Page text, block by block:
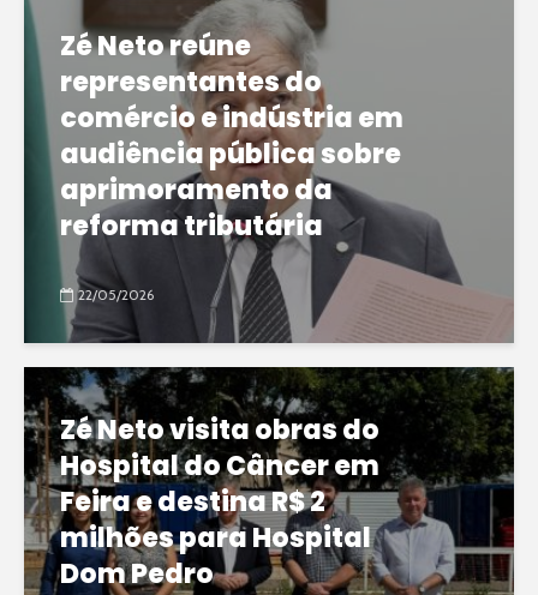
Zé Neto reúne
representantes do
comércio e indústria em
audiência pública sobre
aprimoramento da
reforma tributária
22/05/2026
Zé Neto visita obras do
Hospital do Câncer em
Feira e destina R$ 2
milhões para Hospital
Dom Pedro